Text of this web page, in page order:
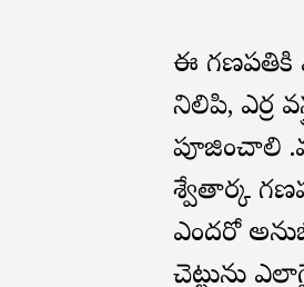
ఈ గణపతికి
నిలిపి, ఎర్ర
పూజించాలి
శ్వేతార్క
ఎందరో
చెట్టును